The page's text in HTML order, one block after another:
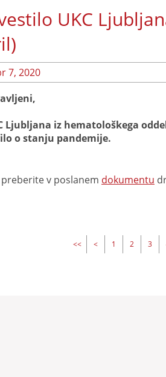
UKC
7, 2020
Ljubljana iz hematološkega
o stanju pandemije.
preberite v poslanem dokumentu
<< < 1 2 3